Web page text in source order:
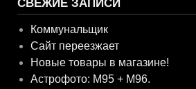
Коммунальщик
Сайт переезжает
Новые товары в магазине!
Астрофото: M95 + M96.